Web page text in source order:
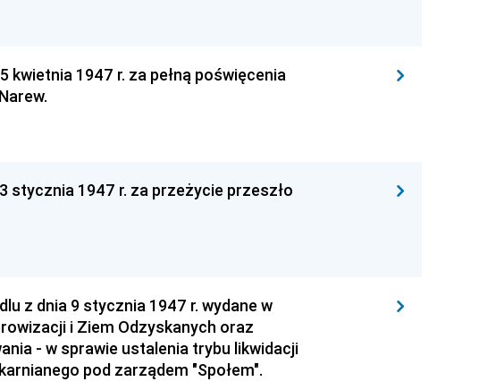
1947 r. za pełną poświęcenia
stycznia 1947 r. za przeżycie przeszło
z dnia 9 stycznia 1947 r. wydane w
i Ziem Odzyskanych oraz
- w sprawie ustalenia trybu likwidacji
pod zarządem "Społem".